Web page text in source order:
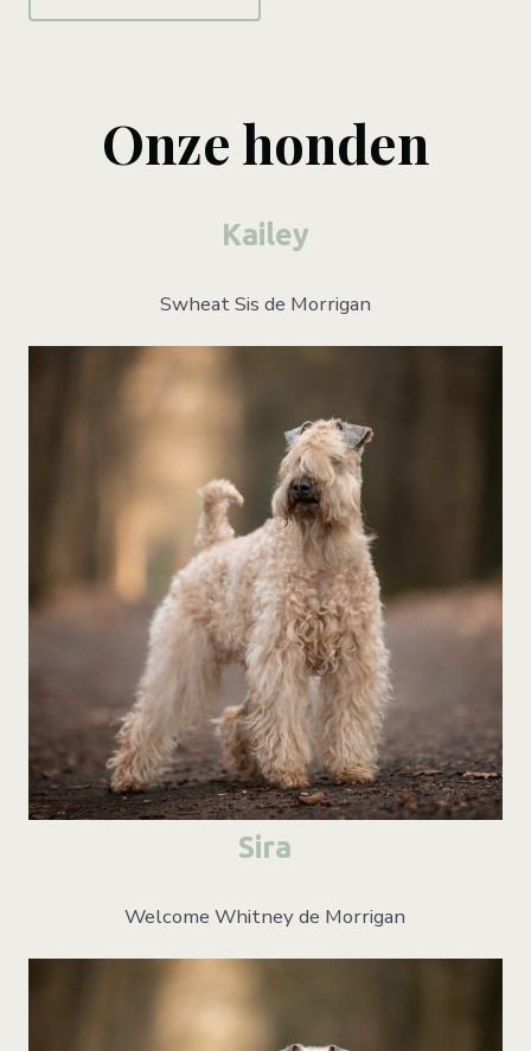
Onze honden
Kailey
Swheat Sis de Morrigan
Sira
Welcome Whitney de Morrigan